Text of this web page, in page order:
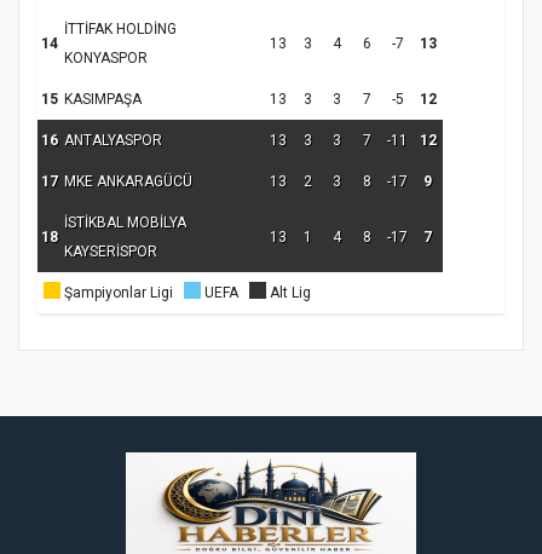
Etkinliği
Türkiye’de insanlar dinle bağlarını
koparıyor mu?
14
İTTİFAK HOLDİNG
KONYASPOR
13 3 4 6 -7 13
15 KASIMPAŞA 13 3 3 7 -5 12
16 ANTALYASPOR 13 3 3 7 -11 12
17 MKE ANKARAGÜCÜ 13 2 3 8 -17 9
18
İSTİKBAL MOBİLYA
KAYSERİSPOR
13 1 4 8 -17 7
Şampiyonlar Ligi UEFA Alt Lig